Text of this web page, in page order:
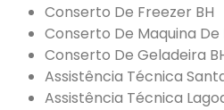
Conserto De Freezer BH
Conserto De Maquina De
Conserto De Geladeira
Assistência Técnica
Assistência Técnica